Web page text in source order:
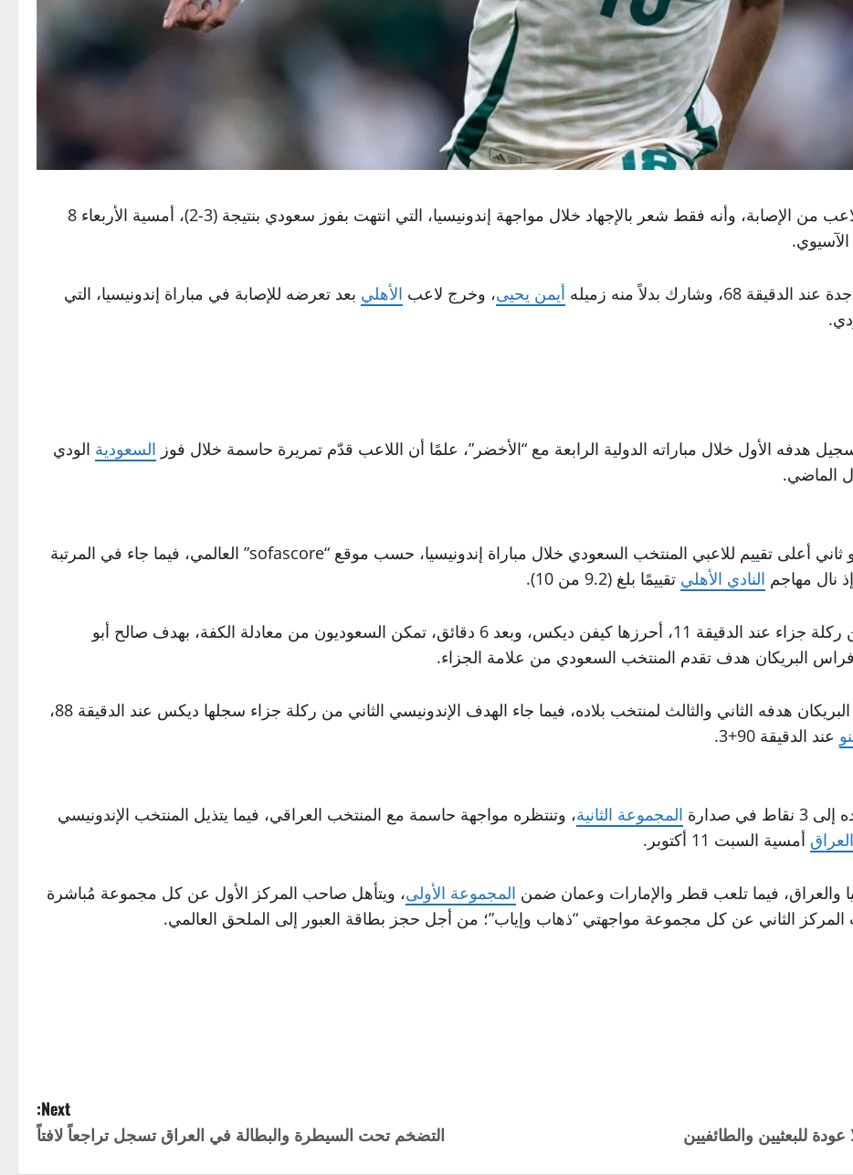
ووفقًا لما ورد، فإن الفحوص الطبية أكدت سلامة اللاعب من الإصابة، وأنه فقط شعر بالإجهاد خلال مواجهة إندونيسيا، التي انتهت بفوز سعودي بنتيجة (3-2)، أمسية الأربعاء 8
وشارك بدلاً منه زميله أيمن يحيى، وخرج لاعب الأهلي بعد تعرضه للإصابة في مباراة إندونيسيا، التي
هدفه الأول خلال مباراته الدولية الرابعة مع “الأخضر”، علمًا أن اللاعب قدّم تمريرة حاسمة خلال فوز السعودية الودي
تحصل أبو الشامات على تقييم بلغ (7.9 من 10)، وهو ثاني أعلى تقييم للاعبي المنتخب السعودي خلال مباراة إندونيسيا، حسب موقع “sofascore” العالمي، فيما جاء في المرتبة
نال مهاجم النادي الأهلي تقييمًا بلغ (9.2 من 10).
وكان المنتخب الإندونيسي قد افتتح باب التسجيل من ركلة جزاء عند الدقيقة 11، أحرزها كيفن ديكس، وبعد 6 دقائق، تمكن السعوديون من معادلة الكفة، بهدف صالح أبو
وبعد مرور 17 دقيقة من بداية الشوط الثاني، سجل البريكان هدفه الثاني والثالث لمنتخب بلاده، فيما جاء الهدف الإندونيسي الثاني من ركلة جزاء سجلها ديكس عند الدقيقة 88،
عند الدقيقة 90+3.
صدارة
المجموعة الثانية، وتنتظره مواجهة حاسمة مع المنتخب العراقي، فيما يتذيل المنتخب الإندونيسي
العراق أمسية السبت 11 أكتوبر.
والعراق، فيما تلعب قطر والإمارات وعمان ضمن المجموعة الأولى، ويتأهل صاحب المركز الأول عن كل مجموعة مُباشرة
للبعثيين والطائفيين
Next:
التضخم تحت السيطرة والبطالة في العراق تسجل تراجعاً لافتاً